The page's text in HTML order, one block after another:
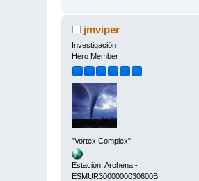
jmviper
Investigación
Hero Member
"Vortex Complex"
Estación: Archena -
ESMUR3000000030600B